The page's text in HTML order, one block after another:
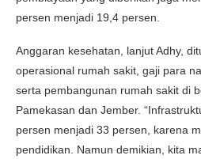
persen menjadi 19,4 persen.
Anggaran kesehatan, lanjut Adhy,
operasional rumah sakit, gaji para
serta pembangunan rumah sakit di
Pamekasan dan Jember.
persen menjadi 33 persen, karena
pendidikan. Namun demikian, kita